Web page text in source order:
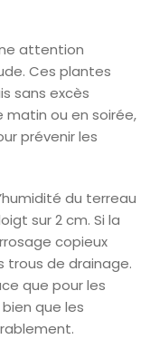
attention
Ces plantes
sans excès
matin ou en soirée,
prévenir les
du terreau
sur 2 cm. Si la
copieux
trous de drainage.
que pour les
bien que les